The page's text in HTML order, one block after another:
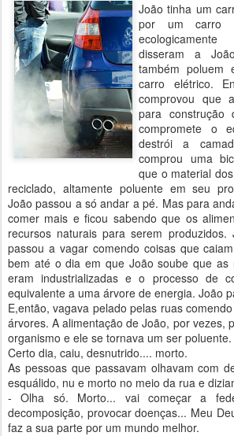
João tinha um
por um carro
disseram a
também
carro elétrico.
comprovou que
para construção
compromete o
destrói a
comprou uma
que o material
reciclado, altamente poluente em seu
João passou a só andar a pé. Mas para
comer mais e ficou sabendo que os
recursos naturais para serem
passou a vagar comendo coisas que
bem até o dia em que João soube que as
eram industrializadas e o processo de
equivalente a uma árvore de energia. João
E,então, vagava pelado pelas ruas
árvores. A alimentação de João, por vezes,
organismo e ele se tornava um ser
Certo dia, caiu, desnutrido.... morto.
As pessoas que passavam olhavam com
esquálido, nu e morto no meio da rua e
- Olha só. Morto... vai começar a
decomposição, provocar doenças... Meu
faz a sua parte por um mundo melhor.